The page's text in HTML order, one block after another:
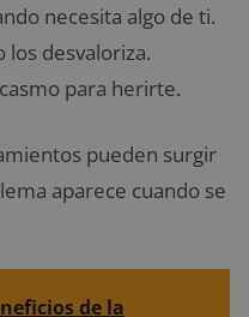
necesita algo de ti.
los desvaloriza.
para herirte.
pueden surgir
aparece cuando se
de la